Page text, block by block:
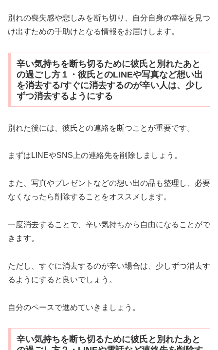
別れの喪失感や悲しみを断ち切り、自分自身の幸福を見つ
け出すための手助けとなる情報をお届けします。
辛い気持ちを断ち切るために彼氏と別れたあと
の過ごし方１・彼氏とのLINEや写真など想い出
を消去する/すぐに消去するのが辛い人は、少し
ずつ消去するようにする
別れた後には、彼氏との連絡を断つことが重要です。
まずはLINEやSNS上の連絡先を削除しましょう。
また、写真やプレゼントなどの想い出の品も整理し、必要
なくなったら削除することをオススメします。
一度消去することで、辛い気持ちから自由になることがで
きます。
ただし、すぐに消去するのが辛い場合は、少しずつ消去す
るようにすると良いでしょう。
自分のペースで進めていきましょう。
辛い気持ちを断ち切るために彼氏と別れたあと